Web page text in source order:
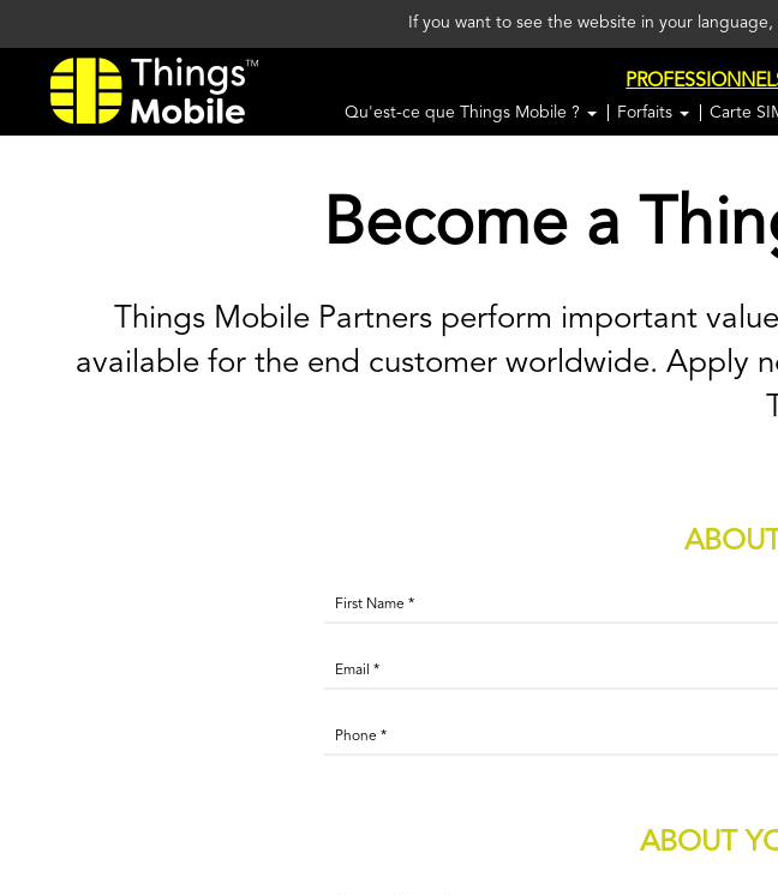
If you want to see the website in your
Qu'est-ce que Things Mobile ? Forfaits Carte
Become a
Things Mobile Partners perform important
available for the end customer worldwide. Apply
ABOUT